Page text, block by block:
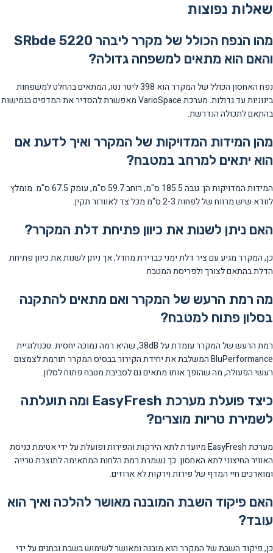
שאלות נפוצות
מהו הנפח הכולל של מקרר ליבהר SRbde 5220
והאם הוא מתאים למשפחה גדולה?
נפח האחסון הכולל של המקרר הוא 398 ליטר נטו, המתאים בהחלט למשפחות
בינוניות עד גדולות. מערכת VarioSpace מאפשרת להסדיר את המדפים בגמישות
בהתאם לתכולה הנדרשת.
מהן המידות המדויקות של המקרר ואיך לדעת אם
הוא יתאים למרחב במטבח?
המידות המדויקות הן: גובה 185.5 ס"מ, רוחב 59.7 ס"מ, עומק 67.5 ס"מ. מומלץ
לוודא שיש מרווח של לפחות 2-3 ס"מ מכל צד לאוורור תקין.
האם ניתן לשנות את כיוון פתיחת דלת המקרר?
כן, המקרר מגיע עם ציר דלת ימני כברירת מחדל, אך ניתן לשנות את כיוון פתיחת
הדלת בהתאם לצורך ולפריסת המטבח.
מה רמת הרעש של המקרר ואם מתאים להתקנה
בסלון פתוח למטבח?
רמת הרעש של המקרר עומדת על 38dB, שהיא רמה נמוכה יחסית. טכנולוגיית
BluPerformance המשלבת את יחידת הקירור בבסיס המקרר תורמת לצמצום
רעשי הפעולה, מה שהופך אותו מתאים גם לסביבת מטבח פתוח לסלון.
כיצד פועלת מערכת EasyFresh ומה תועלתה
לשמירת טריות מוצרים?
מערכת EasyFresh מיועדת לתא הירקות והפירות ופועלת על ידי אטימת כניסת
האוויר החיצוני לתא האחסון. כך נשמרת רמת הלחות המתאימה לתוצרת טרייה
ומוארכים חיי המדף של פירות וירקות לא ארוזים.
האם פיקוד השבת המובנה מאושר להלכה ואיך הוא
עובד?
כן, פיקוד השבת של המקרר הוא מובנה ומאושר לשימוש בשבת ובחגים על ידי